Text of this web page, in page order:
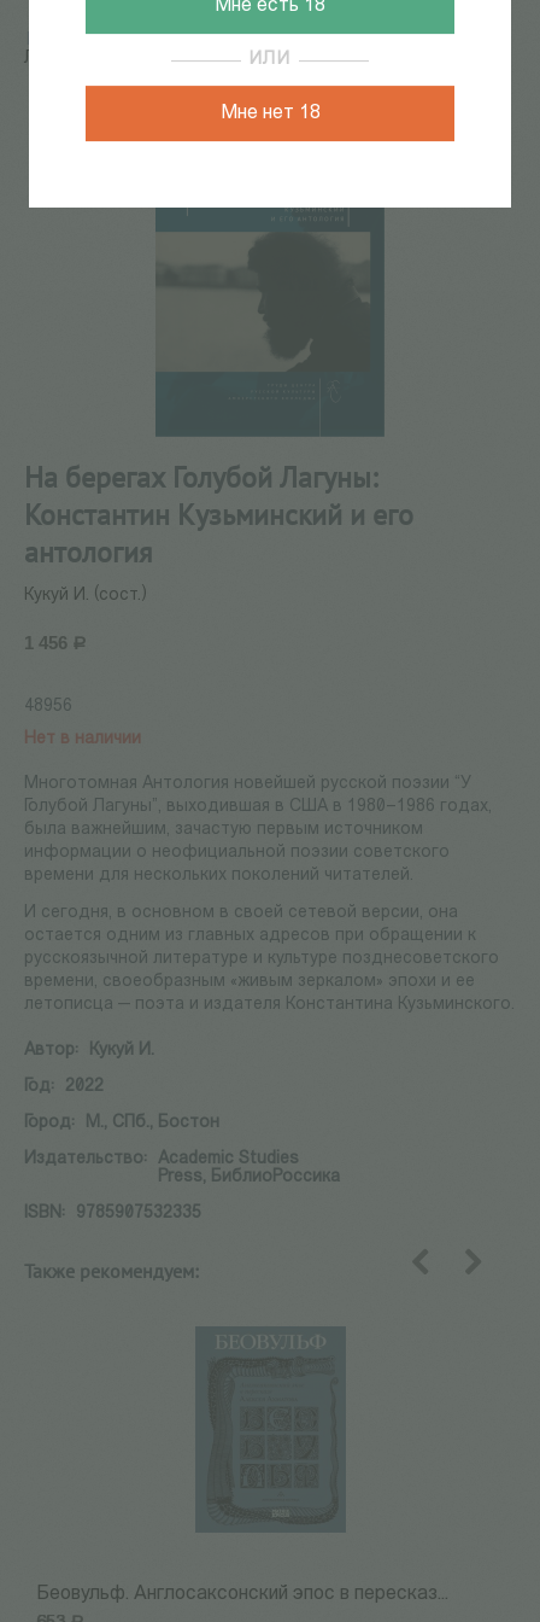
Мне есть 18
ИЛИ
Мне нет 18
Лагуны: Константин Кузьминский и его антология
На берегах Голубой Лагуны:
Константин Кузьминский и его
антология
Кукуй И. (сост.)
1 456 Р
48956
Нет в наличии
Многотомная Антология новейшей русской поэзии “У
Голубой Лагуны”, выходившая в США в 1980–1986 годах,
была важнейшим, зачастую первым источником
информации о неофициальной поэзии советского
времени для нескольких поколений читателей.
И сегодня, в основном в своей сетевой версии, она
остается одним из главных адресов при обращении к
русскоязычной литературе и культуре позднесоветского
времени, своеобразным «живым зеркалом» эпохи и ее
летописца — поэта и издателя Константина Кузьминского.
Автор:
Кукуй И.
Год:
2022
Город:
М., СПб., Бостон
Издательство:
Academic Studies
Press, БиблиоРоссика
ISBN:
9785907532335
Также рекомендуем:
Беовульф. Англосаксонский эпос в пересказ...